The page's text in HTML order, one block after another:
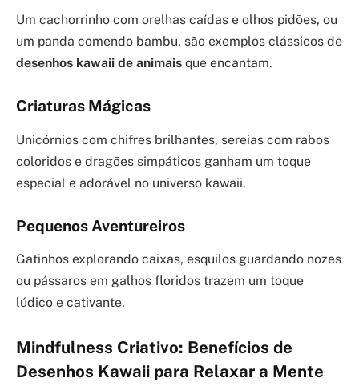
Um cachorrinho com orelhas caídas e olhos pidões, ou
um panda comendo bambu, são exemplos clássicos de
desenhos kawaii de animais que encantam.
Criaturas Mágicas
Unicórnios com chifres brilhantes, sereias com rabos
coloridos e dragões simpáticos ganham um toque
especial e adorável no universo kawaii.
Pequenos Aventureiros
Gatinhos explorando caixas, esquilos guardando nozes
ou pássaros em galhos floridos trazem um toque
lúdico e cativante.
Mindfulness Criativo: Benefícios de
Desenhos Kawaii para Relaxar a Mente